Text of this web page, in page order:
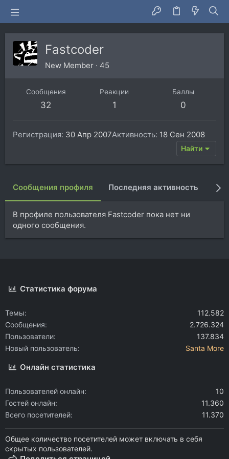
Fastcoder
New Member · 45
Сообщения
32
Реакции
1
Баллы
0
Регистрация 30 Апр 2007Активность 18 Сен 2008
Найти
Сообщения профиля Последняя активность
В профиле пользователя Fastcoder пока нет ни
одного сообщения.
Статистика форума
Темы
112.582
Сообщения
2.726.324
Пользователи
137.834
Новый пользователь
Santa More
Онлайн статистика
Пользователей онлайн
10
Гостей онлайн
11.360
Всего посетителей
11.370
Общее количество посетителей может включать в себя
скрытых пользователей.